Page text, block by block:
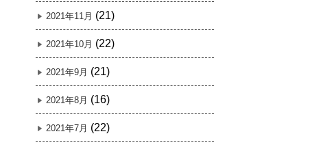
2021年11月 (21)
2021年10月 (22)
2021年9月 (21)
2021年8月 (16)
2021年7月 (22)